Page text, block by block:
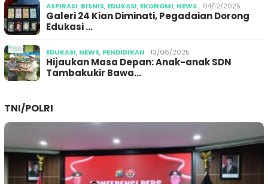
ASPIRASI, BISNIS, EDUKASI, EKONOMI, NEWS 04/12/2025
Galeri 24 Kian Diminati, Pegadaian Dorong
Edukasi …
EDUKASI, NEWS, PENDIDIKAN 13/06/2025
Hijaukan Masa Depan: Anak-anak SDN
Tambakukir Bawa…
TNI/POLRI